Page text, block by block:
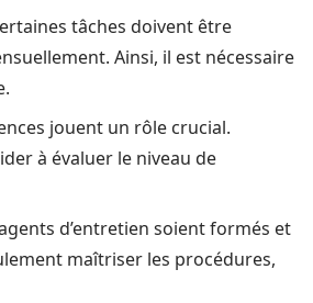
tâches doivent être
Ainsi, il est nécessaire
jouent un rôle crucial.
à évaluer le niveau de
d’entretien soient formés et
maîtriser les procédures,